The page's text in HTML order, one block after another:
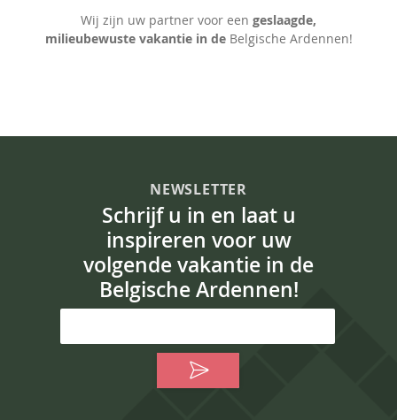
Wij zijn uw partner voor een geslaagde,
milieubewuste vakantie in de Belgische Ardennen!
NEWSLETTER
Schrijf u in en laat u
inspireren voor uw
volgende vakantie in de
Belgische Ardennen!